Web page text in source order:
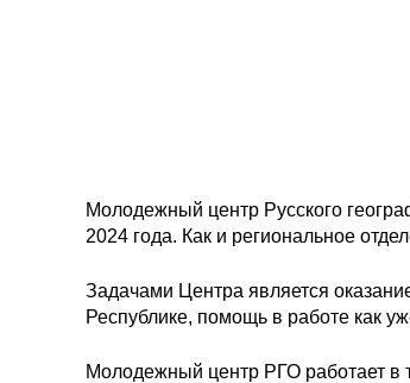
kabardino-
Молодежный центр Русского
2024 года. Как и региональное
Задачами Центра является
Республике, помощь в работе как
Молодежный центр РГО работает в